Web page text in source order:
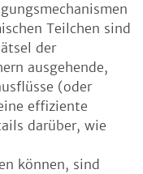
Teilchen sind
der
ausgehende,
(oder
effiziente
darüber, wie
können, sind